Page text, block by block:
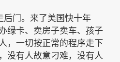
后门。来了美国快十年
绿卡、卖房子卖车、孩子
，一切按正常的程序走下
没有人故意刁难，没有人